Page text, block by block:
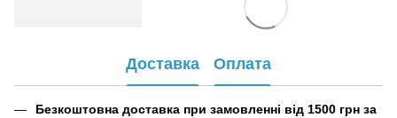
Доставка Оплата
Безкоштовна доставка при замовленні від 1500 грн за